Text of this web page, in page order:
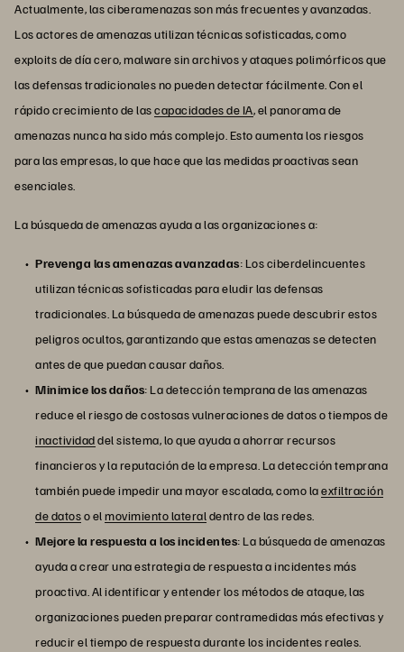
Actualmente, las ciberamenazas son más frecuentes y avanzadas.
Los actores de amenazas utilizan técnicas sofisticadas, como
exploits de día cero, malware sin archivos y ataques polimórficos que
las defensas tradicionales no pueden detectar fácilmente. Con el
rápido crecimiento de lascapacidades de IA, el panorama de
amenazas nunca ha sido más complejo. Esto aumenta los riesgos
para las empresas, lo que hace que las medidas proactivas sean
esenciales.
La búsqueda de amenazas ayuda a las organizaciones a:
Prevenga las amenazas avanzadas: Los ciberdelincuentes
utilizan técnicas sofisticadas para eludir las defensas
tradicionales. La búsqueda de amenazas puede descubrir estos
peligros ocultos, garantizando que estas amenazas se detecten
antes de que puedan causar daños.
Minimice los daños: La detección temprana de las amenazas
reduce el riesgo de costosas vulneraciones de datos o tiempos de
inactividaddel sistema, lo que ayuda a ahorrar recursos
financieros y la reputación de la empresa. La detección temprana
también puede impedir una mayor escalada, como laexfiltración
de datoso elmovimiento lateraldentro de las redes.
Mejore la respuesta a los incidentes: La búsqueda de amenazas
ayuda a crear una estrategia de respuesta a incidentes más
proactiva. Al identificar y entender los métodos de ataque, las
organizaciones pueden preparar contramedidas más efectivas y
reducir el tiempo de respuesta durante los incidentes reales.